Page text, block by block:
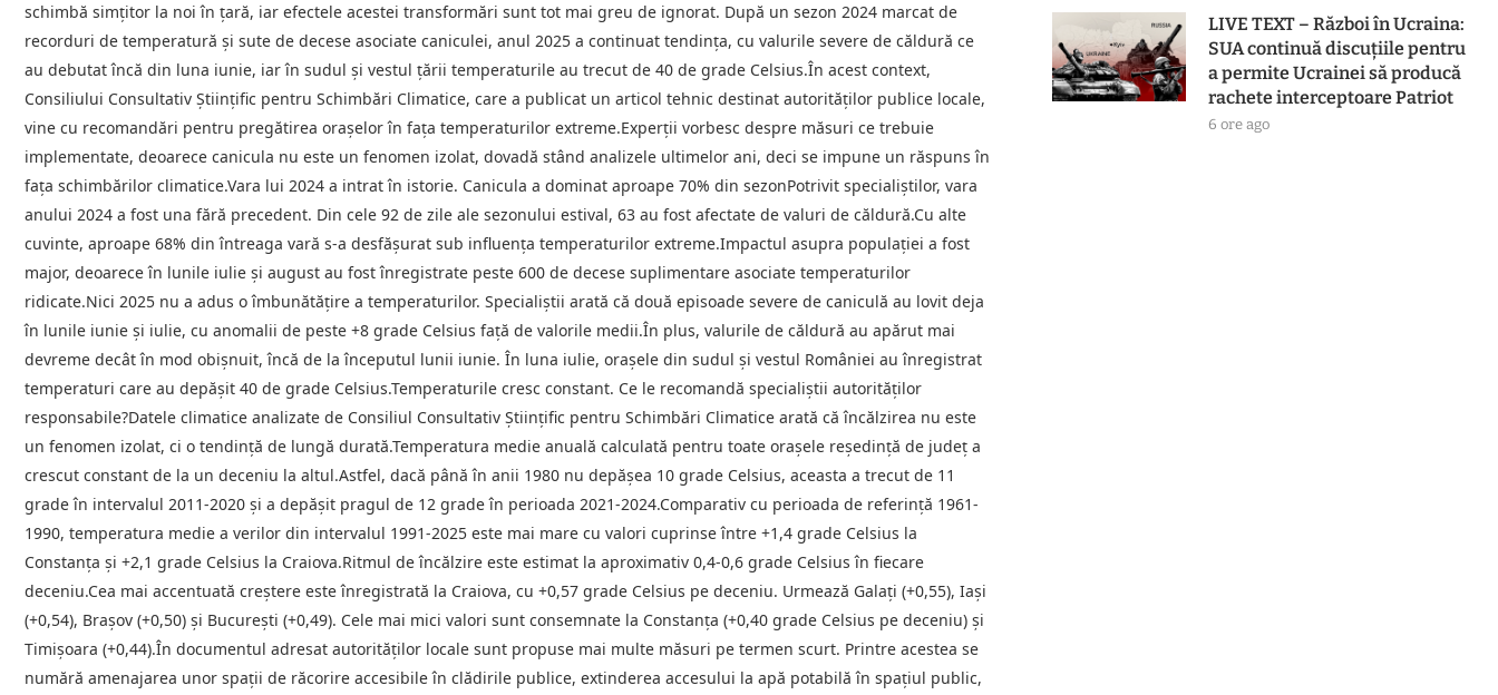
schimbă simțitor la noi în țară, iar efectele acestei transformări sunt tot mai greu de ignorat. După un sezon 2024 marcat de
recorduri de temperatură și sute de decese asociate caniculei, anul 2025 a continuat tendința, cu valurile severe de căldură ce
au debutat încă din luna iunie, iar în sudul și vestul țării temperaturile au trecut de 40 de grade Celsius.În acest context,
Consiliului Consultativ Științific pentru Schimbări Climatice, care a publicat un articol tehnic destinat autorităților publice locale,
vine cu recomandări pentru pregătirea orașelor în fața temperaturilor extreme.Experții vorbesc despre măsuri ce trebuie
implementate, deoarece canicula nu este un fenomen izolat, dovadă stând analizele ultimelor ani, deci se impune un răspuns în
fața schimbărilor climatice.Vara lui 2024 a intrat în istorie. Canicula a dominat aproape 70% din sezonPotrivit specialiștilor, vara
anului 2024 a fost una fără precedent. Din cele 92 de zile ale sezonului estival, 63 au fost afectate de valuri de căldură.Cu alte
cuvinte, aproape 68% din întreaga vară s-a desfășurat sub influența temperaturilor extreme.Impactul asupra populației a fost
major, deoarece în lunile iulie și august au fost înregistrate peste 600 de decese suplimentare asociate temperaturilor
ridicate.Nici 2025 nu a adus o îmbunătățire a temperaturilor. Specialiștii arată că două episoade severe de caniculă au lovit deja
în lunile iunie și iulie, cu anomalii de peste +8 grade Celsius față de valorile medii.În plus, valurile de căldură au apărut mai
devreme decât în mod obișnuit, încă de la începutul lunii iunie. În luna iulie, orașele din sudul și vestul României au înregistrat
temperaturi care au depășit 40 de grade Celsius.Temperaturile cresc constant. Ce le recomandă specialiștii autorităților
responsabile?Datele climatice analizate de Consiliul Consultativ Științific pentru Schimbări Climatice arată că încălzirea nu este
un fenomen izolat, ci o tendință de lungă durată.Temperatura medie anuală calculată pentru toate orașele reședință de județ a
crescut constant de la un deceniu la altul.Astfel, dacă până în anii 1980 nu depășea 10 grade Celsius, aceasta a trecut de 11
grade în intervalul 2011-2020 și a depășit pragul de 12 grade în perioada 2021-2024.Comparativ cu perioada de referință 1961-
1990, temperatura medie a verilor din intervalul 1991-2025 este mai mare cu valori cuprinse între +1,4 grade Celsius la
Constanța și +2,1 grade Celsius la Craiova.Ritmul de încălzire este estimat la aproximativ 0,4-0,6 grade Celsius în fiecare
deceniu.Cea mai accentuată creștere este înregistrată la Craiova, cu +0,57 grade Celsius pe deceniu. Urmează Galați (+0,55), Iași
(+0,54), Brașov (+0,50) și București (+0,49). Cele mai mici valori sunt consemnate la Constanța (+0,40 grade Celsius pe deceniu) și
Timișoara (+0,44).În documentul adresat autorităților locale sunt propuse mai multe măsuri pe termen scurt. Printre acestea se
numără amenajarea unor spații de răcorire accesibile în clădirile publice, extinderea accesului la apă potabilă în spațiul public,
LIVE TEXT – Război în Ucraina:
SUA continuă discuțiile pentru
a permite Ucrainei să producă
rachete interceptoare Patriot
6 ore ago